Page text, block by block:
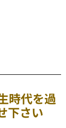
時代を過
下さい